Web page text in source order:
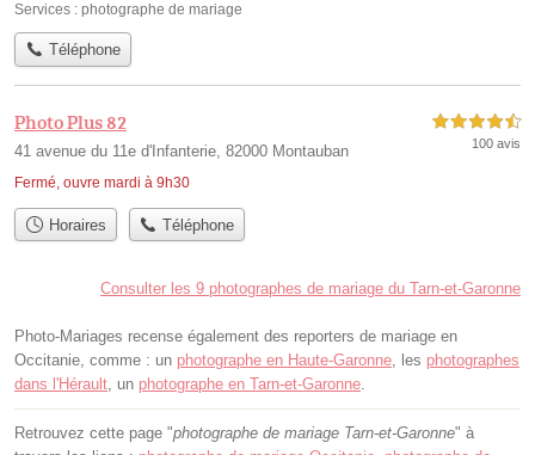
Services : photographe de mariage
Téléphone
Photo Plus 82
41 avenue du 11e d'Infanterie, 82000 Montauban
Fermé, ouvre mardi à 9h30
4,5 étoiles sur 5
100 avis
Horaires Téléphone
Consulter les 9 photographes de mariage du Tarn-et-Garonne
Photo-Mariages recense également des reporters de mariage en
Occitanie, comme : un photographe en Haute-Garonne, les photographes
dans l'Hérault, un photographe en Tarn-et-Garonne.
Retrouvez cette page "photographe de mariage Tarn-et-Garonne" à